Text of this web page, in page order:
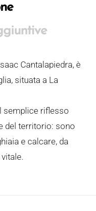
Cantalapiedra, è
situata a La
semplice riflesso
del territorio: sono
e calcare, da